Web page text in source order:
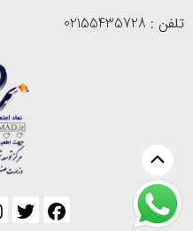
تلفن : 02155435728